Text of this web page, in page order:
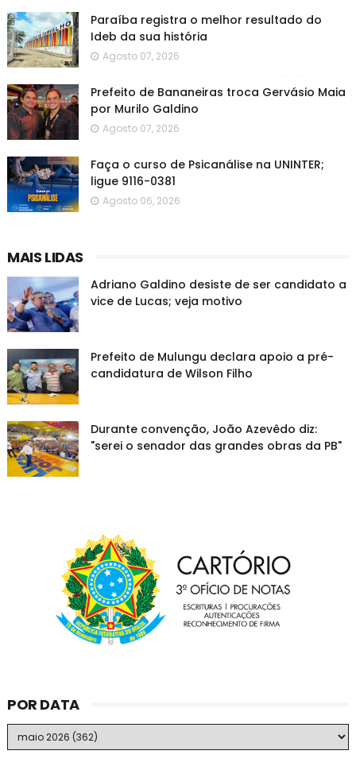
Paraíba registra o melhor resultado do
Ideb da sua história
Agosto 07, 2026
Prefeito de Bananeiras troca Gervásio Maia
por Murilo Galdino
Agosto 07, 2026
Faça o curso de Psicanálise na UNINTER;
ligue 9116-0381
Agosto 06, 2026
MAIS LIDAS
Adriano Galdino desiste de ser candidato a
vice de Lucas; veja motivo
Prefeito de Mulungu declara apoio a pré-
candidatura de Wilson Filho
Durante convenção, João Azevêdo diz:
"serei o senador das grandes obras da PB"
POR DATA